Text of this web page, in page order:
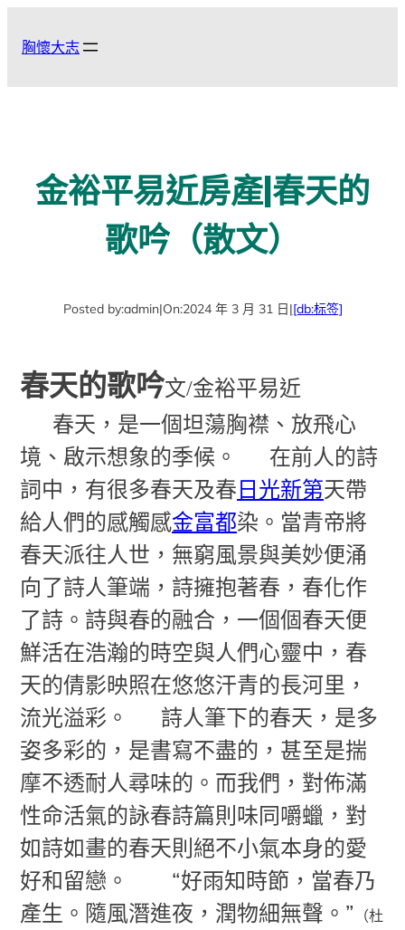
胸懷大志
金裕平易近房產|春天的
歌吟（散文）
Posted by:admin|On:2024 年 3 月 31 日|[db:标签]
春天的歌吟文/金裕平易近
春天，是一個坦蕩胸襟、放飛心
境、啟示想象的季候。
在前人的詩
詞中，有很多春天及春日光新第天帶
給人們的感觸感金富都染。當青帝將
春天派往人世，無窮風景與美妙便涌
向了詩人筆端，詩擁抱著春，春化作
了詩。詩與春的融合，一個個春天便
鮮活在浩瀚的時空與人們心靈中，春
天的倩影映照在悠悠汗青的長河里，
流光溢彩。
詩人筆下的春天，是多
姿多彩的，是書寫不盡的，甚至是揣
摩不透耐人尋味的。而我們，對佈滿
性命活氣的詠春詩篇則味同嚼蠟，對
如詩如畫的春天則絕不小氣本身的愛
好和留戀。
“好雨知時節，當春乃
產生。隨風潛進夜，潤物細無聲。”
（杜